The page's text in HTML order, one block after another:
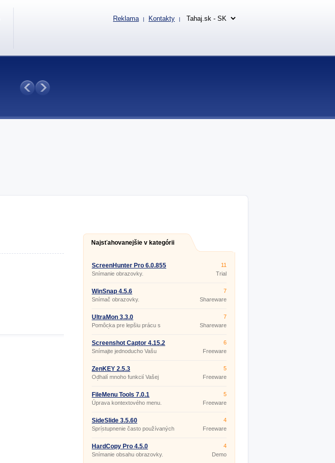
Najsťahovanejšie v kategórii
ScreenHunter Pro 6.0.855
Snímanie obrazovky.
11
Trial
WinSnap 4.5.6
Snímač obrazovky.
7
Shareware
UltraMon 3.3.0
Pomôcka pre lepšiu prácu s
viacerými monitormi.
7
Shareware
Screenshot Captor 4.15.2
Snímajte jednoducho Vašu
6
Freeware
ZenKEY 2.5.3
Odhalí mnoho funkcií Vašej
klávesnice.
5
Freeware
FileMenu Tools 7.0.1
Úprava kontextového menu.
5
Freeware
SideSlide 3.5.60
Sprístupnenie často používaných
vecí v rohu obrazovky.
4
Freeware
HardCopy Pro 4.5.0
Snímanie obsahu obrazovky.
4
Demo
Reklama | Kontakty |